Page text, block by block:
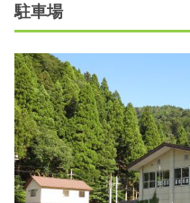
駐車場